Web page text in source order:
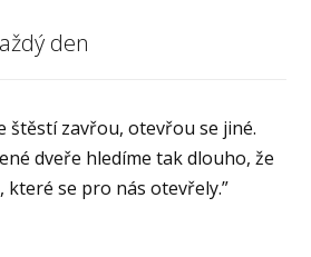
den
štěstí zavřou, otevřou se jiné.
dveře hledíme tak dlouho, že
které se pro nás otevřely.”